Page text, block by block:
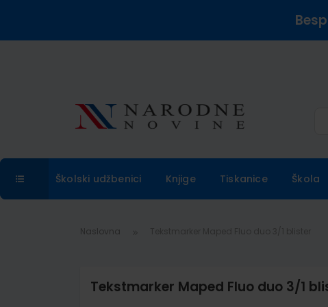
Školski udžbenici Knjige Tiskanice Škola
Naslovna
Tekstmarker Maped Fluo duo 3/1